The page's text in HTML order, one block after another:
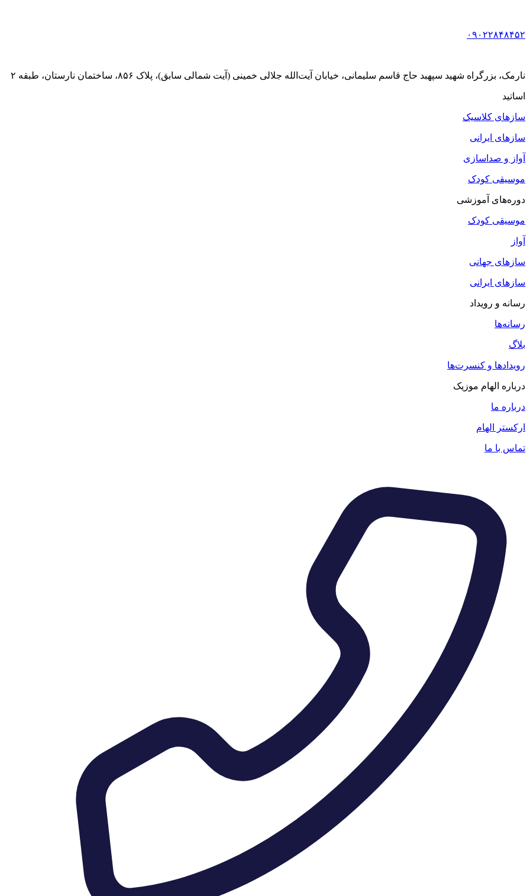
۰۹۰۲۲۸۴۸۴۵۲
نارمک، بزرگراه شهید سپهبد حاج قاسم سلیمانی، خیابان آیت‌الله جلالی خمینی (آیت شمالی سابق)، پلاک ۸۵۶، ساختمان نارستان، طبقه ۲
اساتید
سازهای کلاسیک
سازهای ایرانی
آواز و صداسازی
موسیقی کودک
دوره‌های آموزشی
موسیقی کودک
آواز
سازهای جهانی
سازهای ایرانی
رسانه و رویداد
رسانه‌ها
بلاگ
رویدادها و کنسرت‌ها
درباره الهام موزیک
درباره ما
ارکستر الهام
تماس با ما